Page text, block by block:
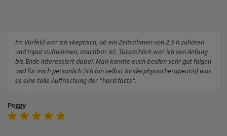
Im Vorfeld war ich skeptisch, ob ein Zeitrahmen von 2,5 h zuhören
und Input aufnehmen, machbar ist. Tatsächlich war ich von Anfang
bis Ende interessiert dabei. Man konnte euch beiden sehr gut folgen
und für mich persönlich (ich bin selbst Kinderphysiotherapeutin) war
es eine tolle Auffrischung der "hard facts".
Peggy